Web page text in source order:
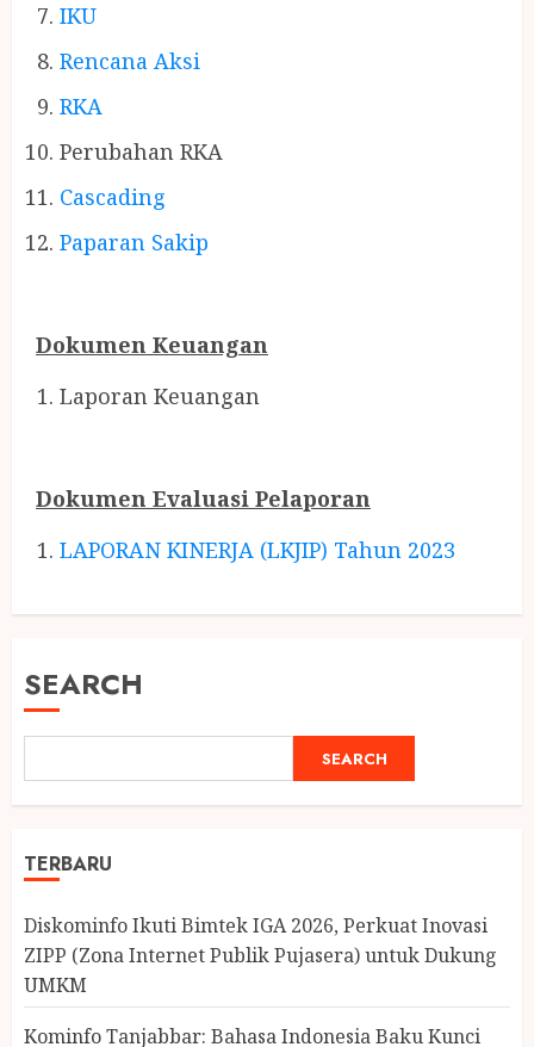
IKU
Rencana Aksi
RKA
Perubahan RKA
Cascading
Paparan Sakip
Dokumen Keuangan
Laporan Keuangan
Dokumen Evaluasi Pelaporan
LAPORAN KINERJA (LKJIP) Tahun 2023
SEARCH
SEARCH
TERBARU
Diskominfo Ikuti Bimtek IGA 2026, Perkuat Inovasi
ZIPP (Zona Internet Publik Pujasera) untuk Dukung
UMKM
Kominfo Tanjabbar: Bahasa Indonesia Baku Kunci